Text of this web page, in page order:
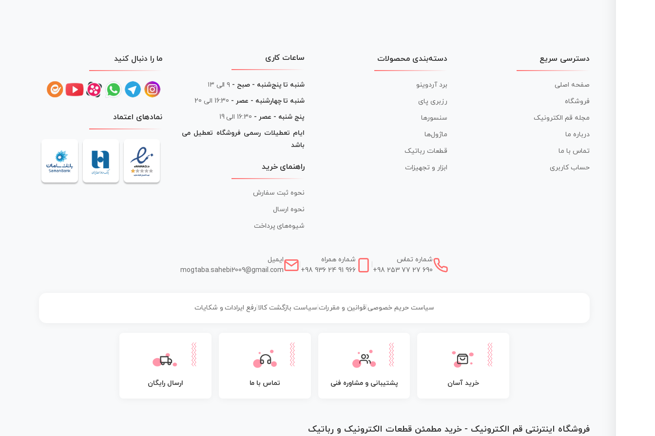
دسترسی سریع
صفحه اصلی
فروشگاه
مجله قم الکترونیک
درباره ما
تماس با ما
حساب کاربری
دسته‌بندی محصولات
برد آردوینو
رزبری پای
سنسورها
ماژول‌ها
قطعات رباتیک
ابزار و تجهیزات
ساعات کاری
شنبه تا پنج‌شنبه - صبح - ۹ الی ۱۳
شنبه تا چهارشنبه - عصر - 16:30 الی 20
پنج شنبه - عصر - 16:30 الی 19
ایام تعطیلات رسمی فروشگاه تعطیل می
باشد
راهنمای خرید
نحوه ثبت سفارش
نحوه ارسال
شیوه‌های پرداخت
ما را دنبال کنید
نمادهای اعتماد
شماره تماس
+98 253 77 27 690
شماره همراه
+98 936 24 91 966
ایمیل
mogtaba.sahebi2009@gmail.com
سیاست حریم خصوصی| قوانین و مقررات سیاست بازگشت کالا رفع ایرادات و شکایات
خرید آسان پشتیبانی و مشاوره فنی تماس با ما ارسال رایگان
فروشگاه اینترنتی قم الکترونیک - خرید مطمئن قطعات الکترونیک و رباتیک